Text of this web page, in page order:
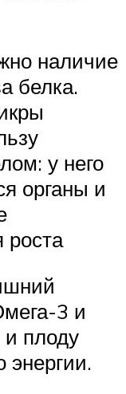
наличие
белка.
у него
органы и
роста
3 и
плоду
энергии.